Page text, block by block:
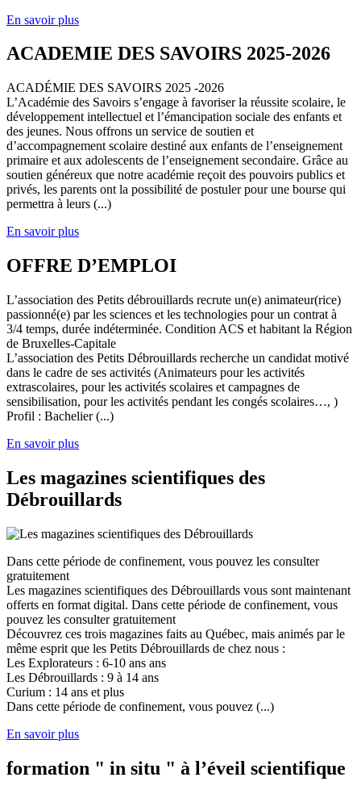
En savoir plus
ACADEMIE DES SAVOIRS 2025-2026
ACADÉMIE DES SAVOIRS 2025 -2026
L’Académie des Savoirs s’engage à favoriser la réussite scolaire, le
développement intellectuel et l’émancipation sociale des enfants et
des jeunes. Nous offrons un service de soutien et
d’accompagnement scolaire destiné aux enfants de l’enseignement
primaire et aux adolescents de l’enseignement secondaire. Grâce au
soutien généreux que notre académie reçoit des pouvoirs publics et
privés, les parents ont la possibilité de postuler pour une bourse qui
permettra à leurs (...)
En savoir plus
OFFRE D’EMPLOI
L’association des Petits débrouillards recrute un(e) animateur(rice)
passionné(e) par les sciences et les technologies pour un contrat à
3/4 temps, durée indéterminée. Condition ACS et habitant la Région
de Bruxelles-Capitale
L’association des Petits Débrouillards recherche un candidat motivé
dans le cadre de ses activités (Animateurs pour les activités
extrascolaires, pour les activités scolaires et campagnes de
sensibilisation, pour les activités pendant les congés scolaires…, )
Profil : Bachelier (...)
En savoir plus
Les magazines scientifiques des
Débrouillards
Dans cette période de confinement, vous pouvez les consulter
gratuitement
Les magazines scientifiques des Débrouillards vous sont maintenant
offerts en format digital. Dans cette période de confinement, vous
pouvez les consulter gratuitement
Découvrez ces trois magazines faits au Québec, mais animés par le
même esprit que les Petits Débrouillards de chez nous :
Les Explorateurs : 6-10 ans ans
Les Débrouillards : 9 à 14 ans
Curium : 14 ans et plus
Dans cette période de confinement, vous pouvez (...)
En savoir plus
formation " in situ " à l’éveil scientifique